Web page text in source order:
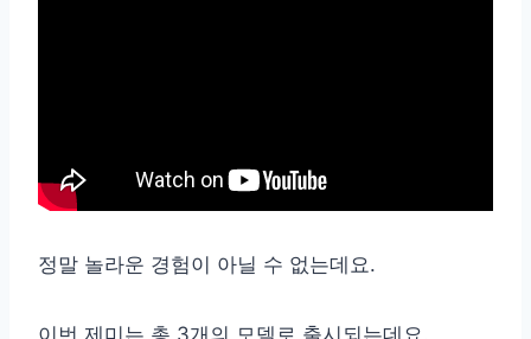
정말 놀라운 경험이 아닐 수 없는데요.
이번 제미는 총 3개의 모델로 출시되는데요.